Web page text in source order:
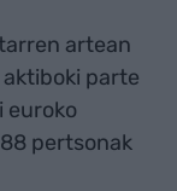
artean
parte
euroko
pertsonak